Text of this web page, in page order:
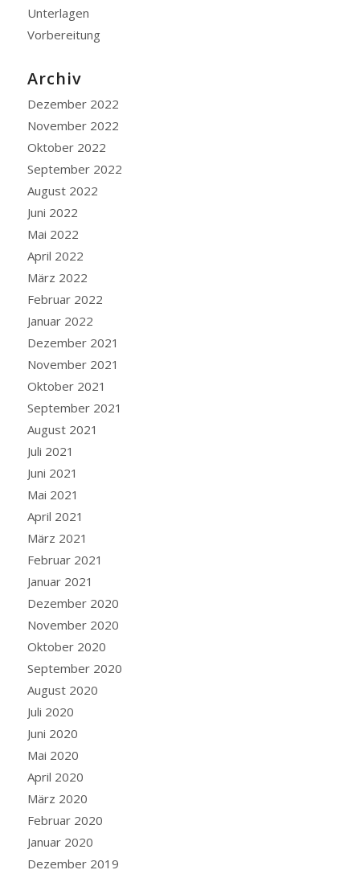
Unterlagen
Vorbereitung
Archiv
Dezember 2022
November 2022
Oktober 2022
September 2022
August 2022
Juni 2022
Mai 2022
April 2022
März 2022
Februar 2022
Januar 2022
Dezember 2021
November 2021
Oktober 2021
September 2021
August 2021
Juli 2021
Juni 2021
Mai 2021
April 2021
März 2021
Februar 2021
Januar 2021
Dezember 2020
November 2020
Oktober 2020
September 2020
August 2020
Juli 2020
Juni 2020
Mai 2020
April 2020
März 2020
Februar 2020
Januar 2020
Dezember 2019